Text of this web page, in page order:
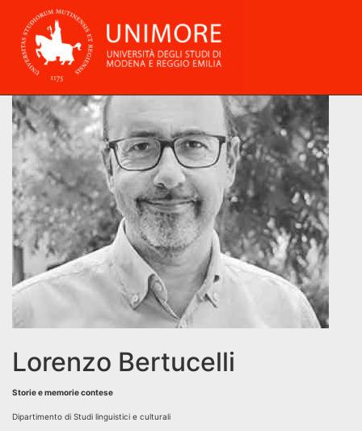
Lorenzo Bertucelli
Storie e memorie contese
Dipartimento di Studi linguistici e culturali